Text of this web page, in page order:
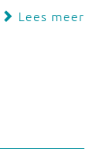
Lees meer